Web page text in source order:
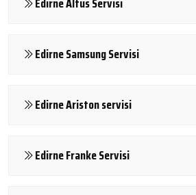
Edirne Samsung Servisi
Edirne Ariston servisi
Edirne Franke Servisi